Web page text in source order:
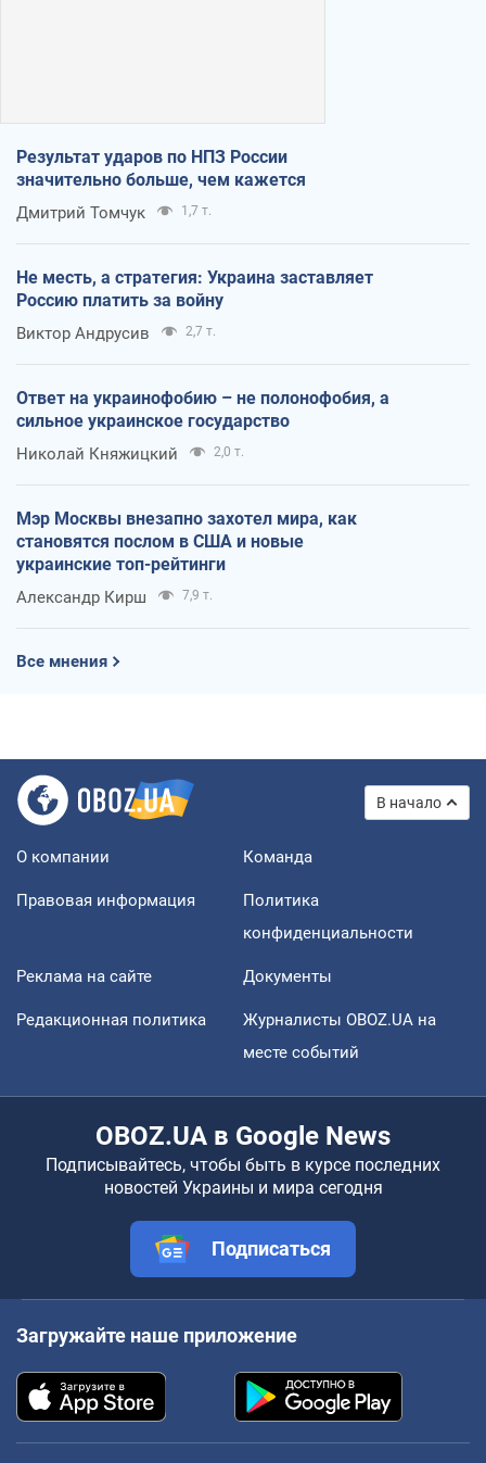
Результат ударов по НПЗ России
значительно больше, чем кажется
Дмитрий Томчук 1,7 т.
Не месть, а стратегия: Украина заставляет
Россию платить за войну
Виктор Андрусив 2,7 т.
Ответ на украинофобию – не полонофобия, а
сильное украинское государство
Николай Княжицкий 2,0 т.
Мэр Москвы внезапно захотел мира, как
становятся послом в США и новые
украинские топ-рейтинги
Александр Кирш 7,9 т.
Все мнения
В начало
О компании Команда
Правовая информация
Политика
конфиденциальности
Реклама на сайте Документы
Редакционная политика
Журналисты OBOZ.UA на
месте событий
OBOZ.UA в Google News
Подписывайтесь, чтобы быть в курсе последних
новостей Украины и мира сегодня
Подписаться
Загружайте наше приложение